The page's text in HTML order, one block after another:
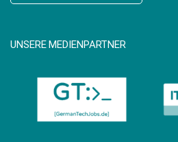
UNSERE MEDIENPARTNER